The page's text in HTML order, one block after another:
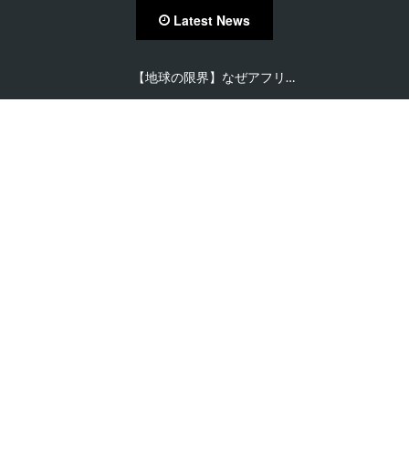
Latest News
【地球の限界】なぜアフリ…